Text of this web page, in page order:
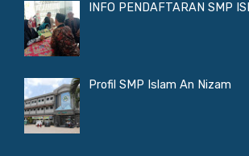
INFO PENDAFTARAN SMP
Profil SMP Islam An Nizam